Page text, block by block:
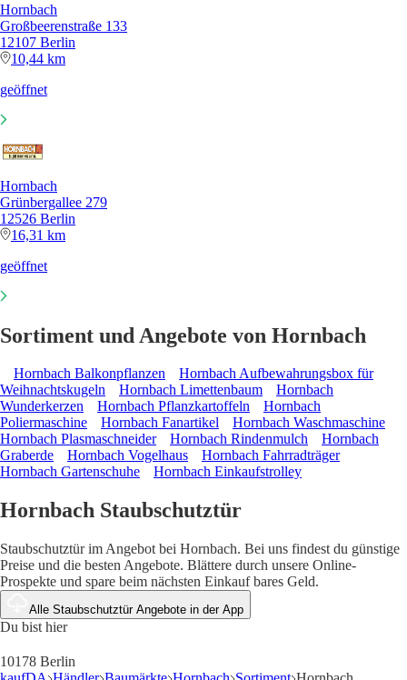
Hornbach
Großbeerenstraße 133
12107 Berlin
10,44 km
geöffnet
Hornbach
Grünbergallee 279
12526 Berlin
16,31 km
geöffnet
Sortiment und Angebote von Hornbach
Hornbach Balkonpflanzen
Hornbach Aufbewahrungsbox für
Weihnachtskugeln
Hornbach Limettenbaum
Hornbach
Wunderkerzen
Hornbach Pflanzkartoffeln
Hornbach
Poliermaschine
Hornbach Fanartikel
Hornbach Waschmaschine
Hornbach Plasmaschneider
Hornbach Rindenmulch
Hornbach
Graberde
Hornbach Vogelhaus
Hornbach Fahrradträger
Hornbach Gartenschuhe
Hornbach Einkaufstrolley
Hornbach Staubschutztür
Staubschutztür im Angebot bei Hornbach. Bei uns findest du günstige
Preise und die besten Angebote. Blättere durch unsere Online-
Prospekte und spare beim nächsten Einkauf bares Geld.
Alle Staubschutztür Angebote in der App
Du bist hier
10178 Berlin